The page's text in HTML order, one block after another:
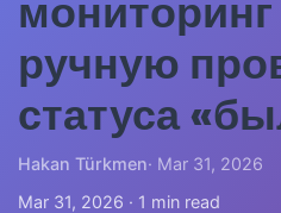
ручную
статуса
Hakan Türkmen· Mar 31, 2026
Mar 31, 2026 · 1 min read